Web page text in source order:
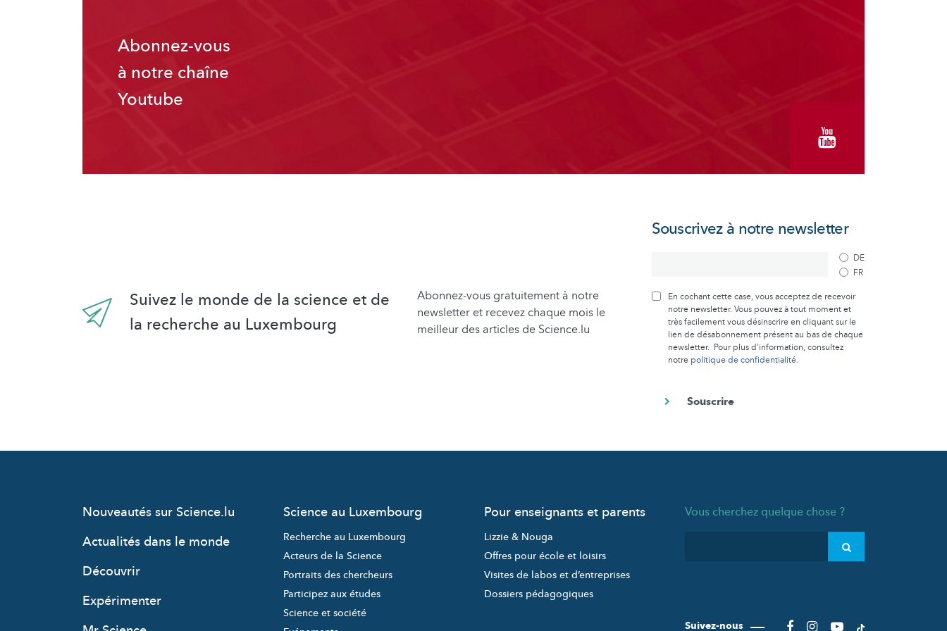
Abonnez-vous
à notre chaîne
Youtube
Suivez le monde de la science et de
la recherche au Luxembourg
Abonnez-vous gratuitement à notre
newsletter et recevez chaque mois le
meilleur des articles de Science.lu
Souscrivez à notre newsletter
DE
FR
En cochant cette case, vous acceptez de recevoir
notre newsletter. Vous pouvez à tout moment et
très facilement vous désinscrire en cliquant sur le
lien de désabonnement présent au bas de chaque
newsletter. Pour plus d’information, consultez
notre politique de confidentialité.
Nouveautés sur Science.lu
Actualités dans le monde
Découvrir
Expérimenter
Science au Luxembourg
Recherche au Luxembourg
Acteurs de la Science
Portraits des chercheurs
Participez aux études
Science et société
Pour enseignants et parents
Lizzie & Nouga
Offres pour école et loisirs
Visites de labos et d’entreprises
Dossiers pédagogiques
Vous cherchez quelque chose ?
Suivez-nous